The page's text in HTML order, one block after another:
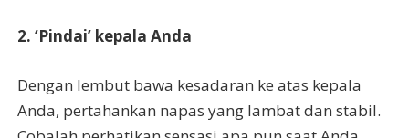
2. ‘Pindai’ kepala Anda
Dengan lembut bawa kesadaran ke atas kepala
Anda, pertahankan napas yang lambat dan stabil.